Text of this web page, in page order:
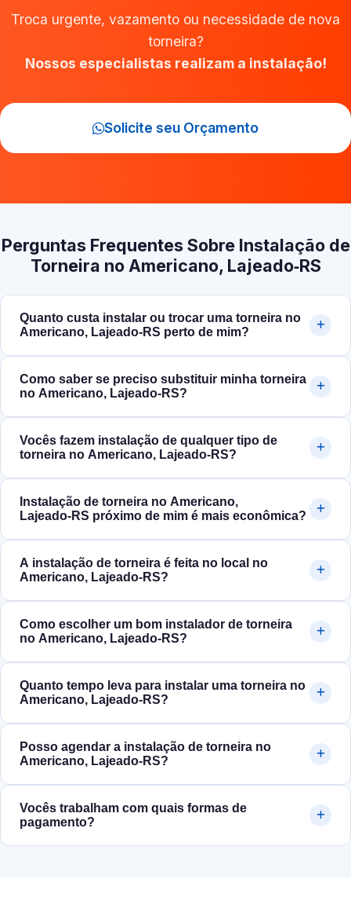
Troca urgente, vazamento ou necessidade de nova
torneira?
Nossos especialistas realizam a instalação!
Solicite seu Orçamento
Perguntas Frequentes Sobre Instalação de
Torneira no Americano, Lajeado‑RS
Quanto custa instalar ou trocar uma torneira no
Americano, Lajeado‑RS perto de mim?
Como saber se preciso substituir minha torneira
no Americano, Lajeado‑RS?
Vocês fazem instalação de qualquer tipo de
torneira no Americano, Lajeado‑RS?
Instalação de torneira no Americano,
Lajeado‑RS próximo de mim é mais econômica?
A instalação de torneira é feita no local no
Americano, Lajeado‑RS?
Como escolher um bom instalador de torneira
no Americano, Lajeado‑RS?
Quanto tempo leva para instalar uma torneira no
Americano, Lajeado‑RS?
Posso agendar a instalação de torneira no
Americano, Lajeado‑RS?
Vocês trabalham com quais formas de
pagamento?